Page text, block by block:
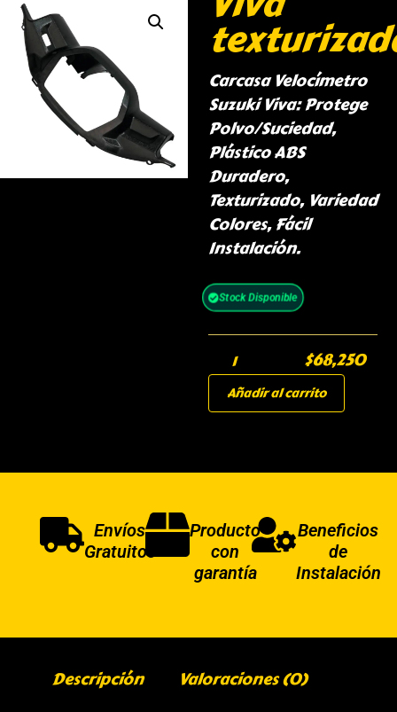
Carcasa Velocímetro
Suzuki Viva: Protege
Polvo/Suciedad,
Plástico ABS
Duradero,
Texturizado, Variedad
Colores, Fácil
Instalación.
Stock Disponible
$68,250
Añadir al carrito
Envíos
Gratuitos
Producto
con
garantía
Beneficios
de
Instalación
Descripción Valoraciones (0)